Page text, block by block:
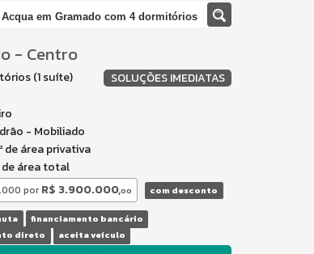
em Gramado com 4 dormitórios
- Centro
SOLUÇÕES IMEDIATAS
(1 suíte)
- Mobiliado
de área privativa
de área total
por R$ 3.900.000,00 com desconto
financiamento bancário
direto
aceita veículo